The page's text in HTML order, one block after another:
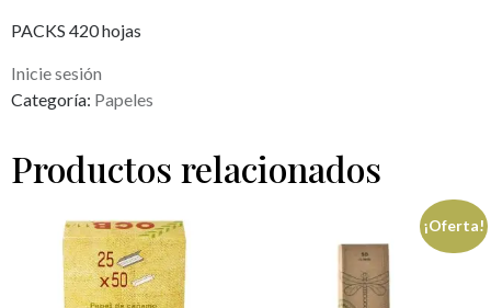
PACKS 420 hojas
Inicie sesión
Categoría: Papeles
Productos relacionados
¡Oferta!